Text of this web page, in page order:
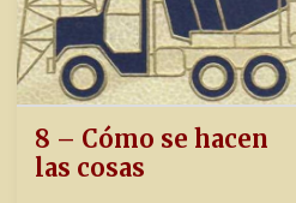
8 – Cómo se hacen
las cosas